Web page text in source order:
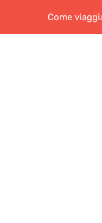
Come